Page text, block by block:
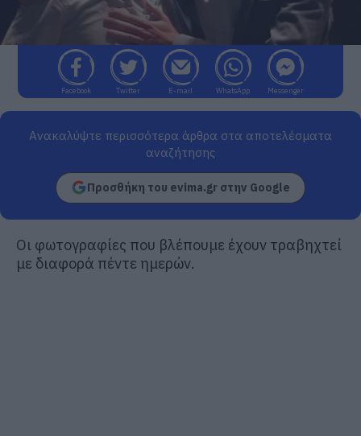
Facebook Twitter E-mail WhatsApp Messenger
Ανακαλύψτε περισσότερα άρθρα στα αποτελέσματα
αναζήτησης
Προσθήκη του evima.gr στην Google
Οι φωτογραφίες που βλέπουμε έχουν τραβηχτεί
με διαφορά πέντε ημερών.